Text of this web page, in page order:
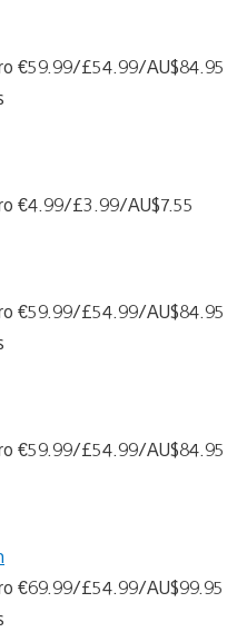
€59.99/£54.99/AU$84.95
€4.99/£3.99/AU$7.55
€59.99/£54.99/AU$84.95
€59.99/£54.99/AU$84.95
€69.99/£54.99/AU$99.95